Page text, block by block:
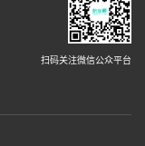
扫码关注微信公众平台